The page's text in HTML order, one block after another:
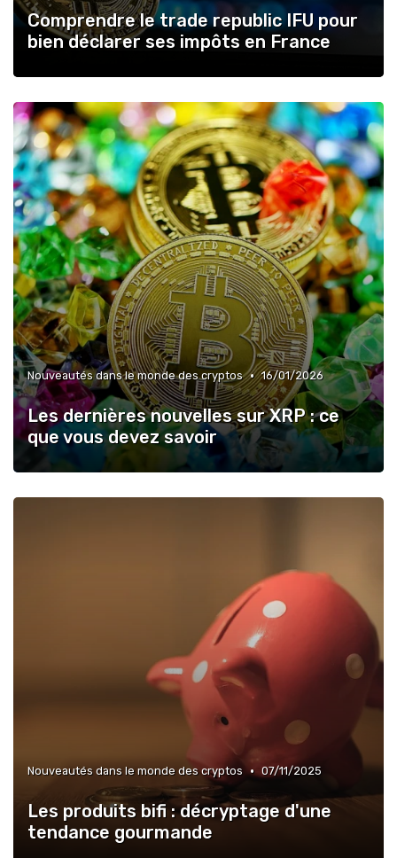
Comprendre le trade republic IFU pour
bien déclarer ses impôts en France
Nouveautés dans le monde des cryptos • 16/01/2026
Les dernières nouvelles sur XRP : ce
que vous devez savoir
Nouveautés dans le monde des cryptos • 07/11/2025
Les produits bifi : décryptage d'une
tendance gourmande